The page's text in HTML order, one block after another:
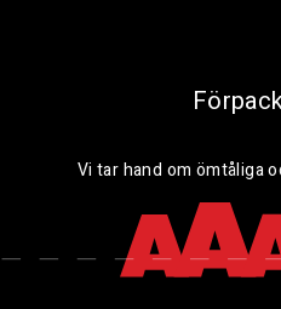
Vi tar hand om ömtåliga